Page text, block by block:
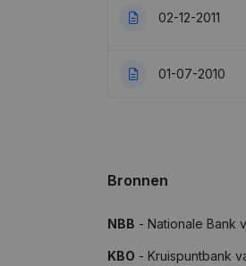
02-12-2011
01-07-2010
Bronnen
NBB - Nationale Bank
KBO - Kruispuntbank